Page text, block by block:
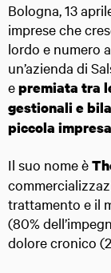
Bologna, 13
imprese che
lordo e numero
un’azienda di
epremiata tra
gestionali e
piccola
Il suo nome è
trattamento e il
(80%
dolore cronico